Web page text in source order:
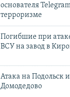
основателя
терроризме
Погибшие при
ВСУ на завод в
Атака на Подольск и
Домодедово